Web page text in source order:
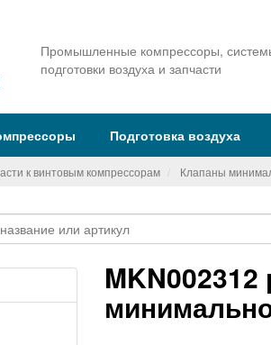
Промышленные компрессоры,
подготовки воздуха и запчасти
Подготовка воздуха
к винтовым компрессорам Клапаны